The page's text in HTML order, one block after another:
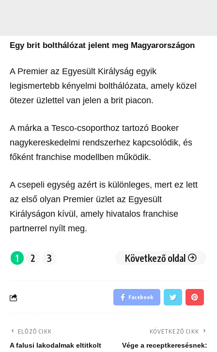
Egy brit bolthálózat jelent meg Magyarországon
A Premier az Egyesült Királyság egyik
legismertebb kényelmi bolthálózata, amely közel
ötezer üzlettel van jelen a brit piacon.
A márka a Tesco-csoporthoz tartozó Booker
nagykereskedelmi rendszerhez kapcsolódik, és
főként franchise modellben működik.
A csepeli egység azért is különleges, mert ez lett
az első olyan Premier üzlet az Egyesült
Királyságon kívül, amely hivatalos franchise
partnerrel nyílt meg.
1 2 3 Következő oldal
Facebook
ELŐZŐ CIKK
A falusi lakodalmak eltitkolt
KÖVETKEZŐ CIKK
Vége a receptkeresésnek: